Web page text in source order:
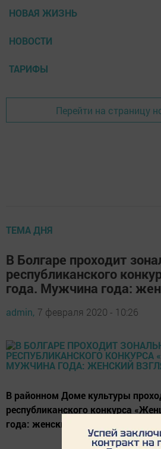
НОВАЯ ЖИЗНЬ
НОВОСТИ
ТАРИФЫ
Перейти на страницу
ТЕМА ДНЯ
В Болгаре проходит
республиканского
года. Мужчина года:
admin, 7 февраля 2020 - 10:26
В районном Доме культуры
республиканского конкурса
года: женский взгляд».